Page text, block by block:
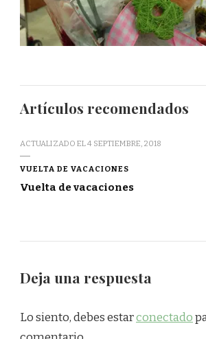
Artículos recomendados
ACTUALIZADO EL4 SEPTIEMBRE, 2018
VUELTA DE VACACIONES
Vuelta de vacaciones
Deja una respuesta
Lo siento, debes estarconectado